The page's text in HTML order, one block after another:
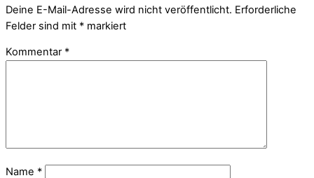
Deine E-Mail-Adresse wird nicht veröffentlicht. Erforderliche
Felder sind mit * markiert
Kommentar *
Name *